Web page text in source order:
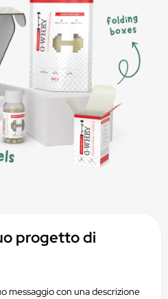
progetto di
messaggio con una descrizione